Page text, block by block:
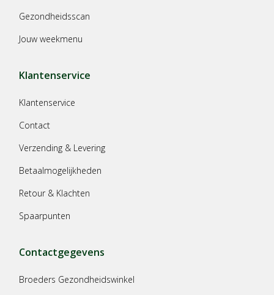
Gezondheidsscan
Jouw weekmenu
Klantenservice
Klantenservice
Contact
Verzending & Levering
Betaalmogelijkheden
Retour & Klachten
Spaarpunten
Contactgegevens
Broeders Gezondheidswinkel